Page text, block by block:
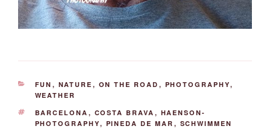
KATEGORIEN
FUN , NATURE , ON THE ROAD , PHOTOGRAPHY,
WEATHER
SCHLAGWÖRTER
BARCELONA , COSTA BRAVA , HAENSON-
PHOTOGRAPHY, PINEDA DE MAR , SCHWIMMEN